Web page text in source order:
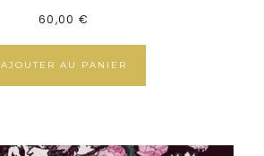
Note
5.00
60,00 €
AJOUTER AU PANIER